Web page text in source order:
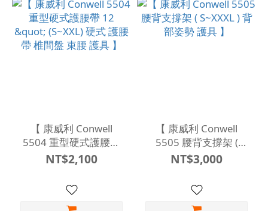
【 康威利 Conwell
5504 重型硬式護腰帶
12 " (S~XXL) 硬式 護腰
帶 椎間盤 束腰 護具 】
NT$2,100
【 康威利 Conwell
5505 腰背支撐架 (
S~XXXL ) 背部姿勢 護具
】
NT$3,000